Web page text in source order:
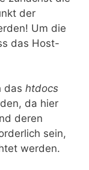
der
Um die
das Host-
das htdocs
da hier
deren
sein,
werden.